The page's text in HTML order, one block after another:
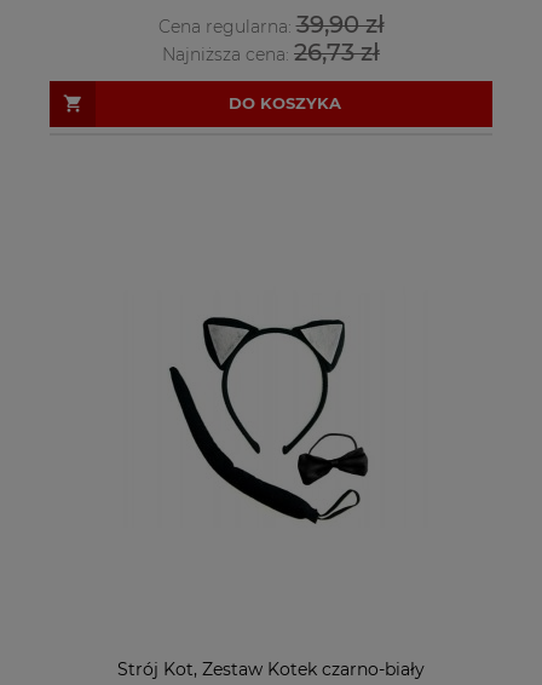
Cena regularna:39,90 zł
Najniższa cena: 26,73 zł
DO KOSZYKA
Strój Kot, Zestaw Kotek czarno-biały